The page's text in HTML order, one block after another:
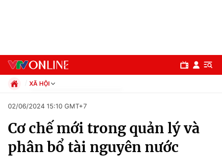
Chuyên mục
Chính trị
XÃ HỘI
Xã hội
Pháp luật
Thể thao
02/06/2024 15:10 GMT+7
Cơ chế mới trong quản lý và
phân bổ tài nguyên nước